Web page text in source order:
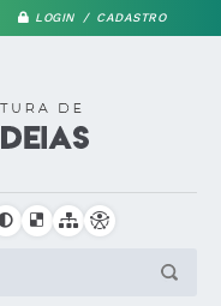
LOGIN / CADASTRO